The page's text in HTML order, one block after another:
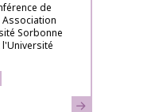
de
Sorbonne
l'Université
En savoir plus